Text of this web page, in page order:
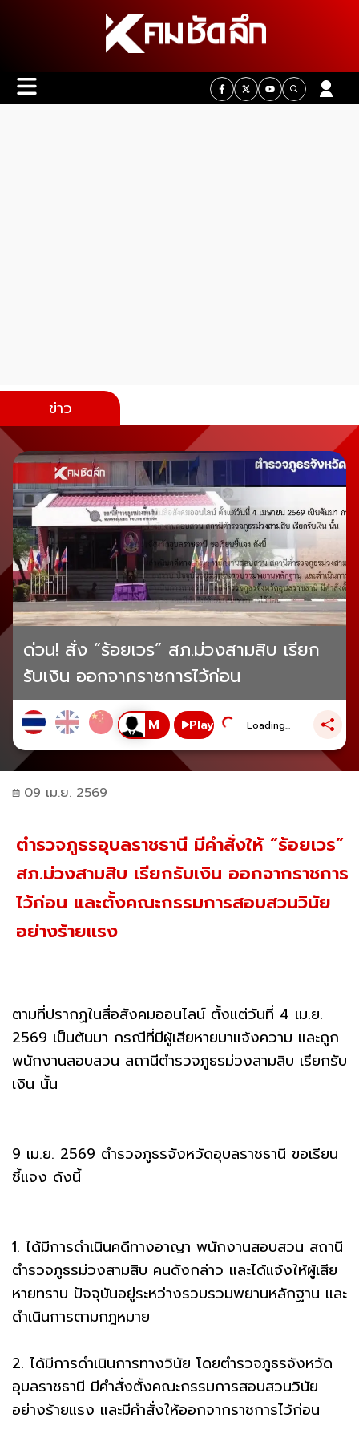
ข่าว
ด่วน! สั่ง “ร้อยเวร” สภ.ม่วงสามสิบ เรียก
รับเงิน ออกจากราชการไว้ก่อน
Play Loading...
09 เม.ย. 2569
ตำรวจภูธรอุบลราชธานี มีคำสั่งให้ “ร้อยเวร”
สภ.ม่วงสามสิบ เรียกรับเงิน ออกจากราชการ
ไว้ก่อน และตั้งคณะกรรมการสอบสวนวินัย
อย่างร้ายแรง
ตามที่ปรากฏในสื่อสังคมออนไลน์ ตั้งแต่วันที่ 4 เม.ย.
2569 เป็นต้นมา กรณีที่มีผู้เสียหายมาแจ้งความ และถูก
พนักงานสอบสวน สถานีตำรวจภูธรม่วงสามสิบ เรียกรับ
เงิน นั้น
9 เม.ย. 2569 ตำรวจภูธรจังหวัดอุบลราชธานี ขอเรียน
ชี้แจง ดังนี้
1. ได้มีการดำเนินคดีทางอาญา พนักงานสอบสวน สถานี
ตำรวจภูธรม่วงสามสิบ คนดังกล่าว และได้แจ้งให้ผู้เสีย
หายทราบ ปัจจุบันอยู่ระหว่างรวบรวมพยานหลักฐาน และ
ดำเนินการตามกฎหมาย
2. ได้มีการดำเนินการทางวินัย โดยตำรวจภูธรจังหวัด
อุบลราชธานี มีคำสั่งตั้งคณะกรรมการสอบสวนวินัย
อย่างร้ายแรง และมีคำสั่งให้ออกจากราชการไว้ก่อน